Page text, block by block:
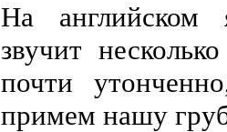
На английском
звучит
почти
примем нашу